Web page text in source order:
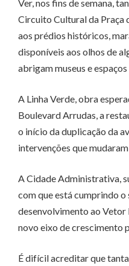
Ver, nos fins de semana,
Circuito Cultural da Praça
aos prédios históricos,
disponíveis aos olhos de
abrigam museus e
A Linha Verde, obra
Boulevard Arrudas, a
o início da duplicação da
intervenções que
A Cidade Administrativa,
com que está cumprindo o
desenvolvimento ao
novo eixo de crescimento
É difícil acreditar que